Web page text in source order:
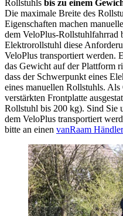
Rollstuhls bis zu einem
Die maximale Breite des
Eigenschaften machen
dem VeloPlus-Rollstuhlfahrrad
Elektrorollstuhl diese
VeloPlus transportiert werden.
das Gewicht auf der Plattform
dass der Schwerpunkt eines
eines manuellen Rollstuhls.
verstärkten Frontplatte
Rollstuhl bis 200 kg). Sind Sie
dem VeloPlus transportiert
bitte an einen vanRaam